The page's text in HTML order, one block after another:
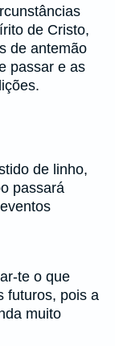
de Cristo,
de antemão
passar e as
de linho,
passará
te o que
futuros, pois a
muito